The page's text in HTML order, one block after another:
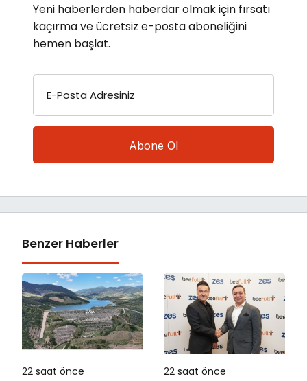
Yeni haberlerden haberdar olmak için fırsatı
kaçırma ve ücretsiz e-posta aboneliğini
hemen başlat.
E-Posta Adresiniz
Benzer Haberler
22 saat önce 22 saat önce